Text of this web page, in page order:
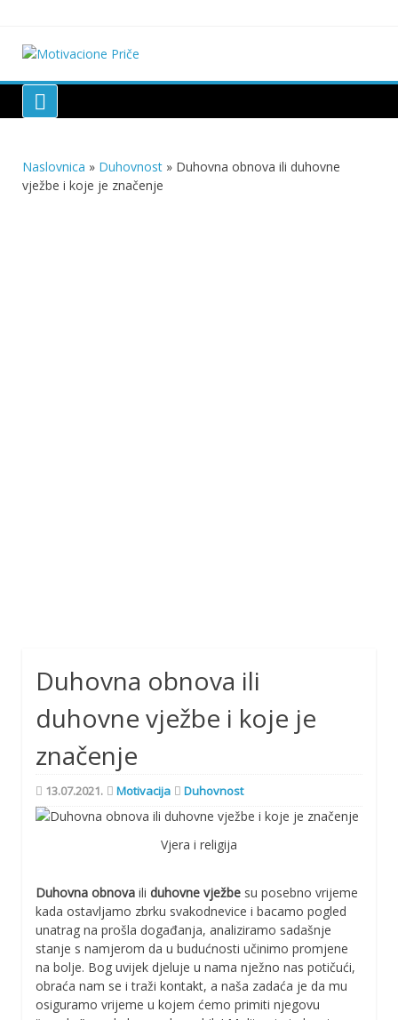
content
Motivacione Priče
Naslovnica » Duhovnost » Duhovna obnova ili duhovne
vježbe i koje je značenje
Duhovna obnova ili
duhovne vježbe i koje je
značenje
13.07.2021. Motivacija Duhovnost
Vjera i religija
Duhovna obnova ili duhovne vježbe su posebno vrijeme
kada ostavljamo zbrku svakodnevice i bacamo pogled
unatrag na prošla događanja, analiziramo sadašnje
stanje s namjerom da u budućnosti učinimo promjene
na bolje. Bog uvijek djeluje u nama nježno nas potičući,
obraća nam se i traži kontakt, a naša zadaća je da mu
osiguramo vrijeme u kojem ćemo primiti njegovu